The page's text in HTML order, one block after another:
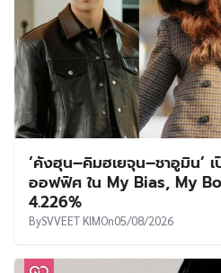
‘คังฮุน–คิมฮเยจุน–ชาอูมิน’
ออฟฟิศ ใน My Bias, My
4.226%
BySVVEET KIMOn05/08/2026